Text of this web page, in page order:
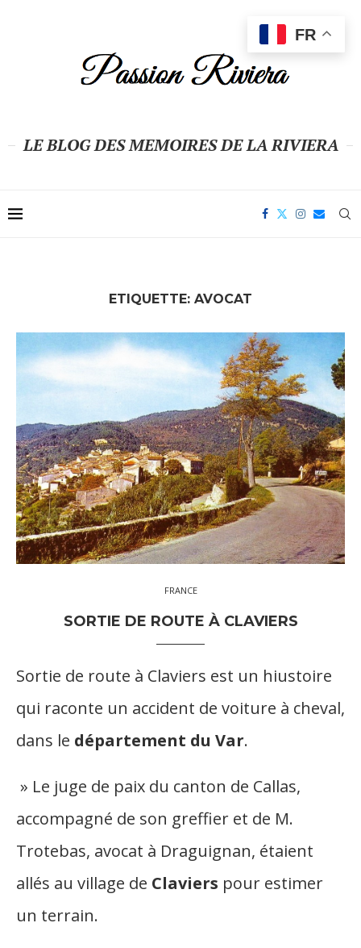
LE BLOG DES MEMOIRES DE LA RIVIERA
ETIQUETTE: AVOCAT
FRANCE
SORTIE DE ROUTE À CLAVIERS
Sortie de route à Claviers est un hiustoire
qui raconte un accident de voiture à cheval,
dans le département du Var.
» Le juge de paix du canton de Callas,
accompagné de son greffier et de M.
Trotebas, avocat à Draguignan, étaient
allés au village de Claviers pour estimer
un terrain.
FR